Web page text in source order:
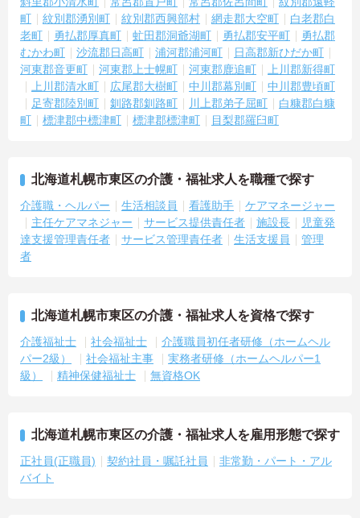
町
紋別郡湧別町 紋別郡西興部村 網走郡大空町
白老郡白
老町
勇払郡厚真町 虻田郡洞爺湖町 勇払郡安平町
勇払郡
むかわ町
沙流郡日高町 浦河郡浦河町
日高郡新ひだか町
河東郡音更町
河東郡上士幌町 河東郡鹿追町
上川郡新得町
上川郡清水町
広尾郡大樹町 中川郡幕別町
中川郡豊頃町
足寄郡陸別町
釧路郡釧路町 川上郡弟子屈町
白糠郡白糠
町
標津郡中標津町 標津郡標津町 目梨郡羅臼町
北海道札幌市東区の介護・福祉求人を職種で探す
介護職・ヘルパー 生活相談員 看護助手
ケアマネージャー
主任ケアマネジャー
サービス提供責任者 施設長
児童発
達支援管理責任者
サービス管理責任者 生活支援員
管理
者
北海道札幌市東区の介護・福祉求人を資格で探す
介護福祉士 社会福祉士
介護職員初任者研修（ホームヘル
パー2級）
社会福祉主事
実務者研修（ホームヘルパー1
級）
精神保健福祉士 無資格OK
北海道札幌市東区の介護・福祉求人を雇用形態で探す
正社員(正職員) 契約社員・嘱託社員
非常勤・パート・アル
バイト